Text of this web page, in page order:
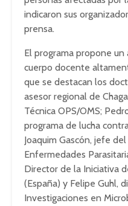
indicaron sus
prensa.
El programa propone
cuerpo docente
que se destacan los
asesor regional de
Técnica OPS/OMS;
programa de lucha
Joaquim Gascón, jefe
Enfermedades
Director de la Iniciativa
(España) y Felipe Guhl,
Investigaciones en